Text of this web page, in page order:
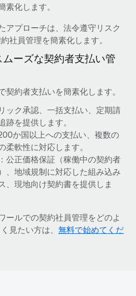
デート：GustoとXeroの統合お
こにいても、あらゆる規模の企業が
、管理し、給与を支給できるようにす
、新しい統合、機能、改良点をリリー
、ビジネスを守る方法
的な標的です。多額の資金がシステ
ためです。このため、自社のビジネス
要です。...
素化します。
アプローチは、法令遵守リスク
社員管理を簡素化します。
ーズな契約者支払い管
契約者支払いを簡素化します。
ック承認、一括支払い、定期請
跡を提供します。
か国以上への支払い、複数の
柔軟性に対応します。
：公正価格保証（稼働中の契約者
、地域規制に対応した組み込み
、現地向け契約書を提供しま
ールでの契約社員管理をどのよ
見たい方は、 無料で始めてくだ